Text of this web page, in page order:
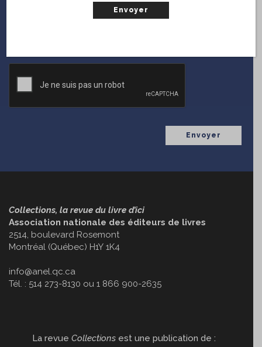
En vous inscrivant sur le web, vous serez notifié chaque
diffuse une nouvelle parution.
Collections, la revue du livre d’ici
Association nationale des éditeurs de livres
2514, boulevard Rosemont
Montréal (Québec) H1Y 1K4
info@anel.qc.ca
Tél. : 514 273-8130 ou 1 866 900-2635
La revue Collections est une publication de :